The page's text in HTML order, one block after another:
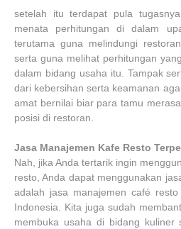
setelah itu terdapat pula
menata perhitungan di dalam
terutama guna melindungi
serta guna melihat perhitungan
dalam bidang usaha itu. Tampak
dari kebersihan serta keamanan
amat bernilai biar para tamu
posisi di restoran.
Jasa Manajemen Kafe Resto
Nah, jika Anda tertarik ingin
resto, Anda dapat menggunakan
adalah jasa manajemen café
Indonesia. Kita juga sudah
membuka usaha di bidang kuliner